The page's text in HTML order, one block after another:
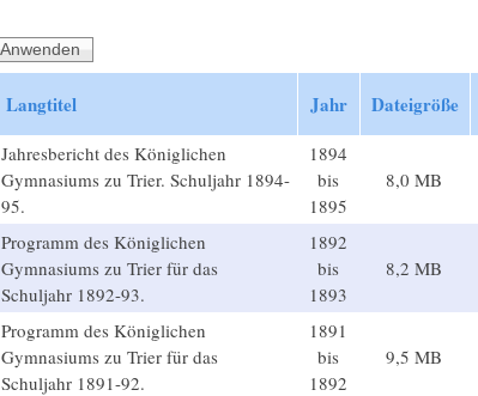
Langtitel Jahr Dateigröße
Jahresbericht des Königlichen
Gymnasiums zu Trier. Schuljahr 1894-
95.
1894
bis
1895
8,0 MB
Programm des Königlichen
Gymnasiums zu Trier für das
Schuljahr 1892-93.
1892
bis
1893
8,2 MB
Programm des Königlichen
Gymnasiums zu Trier für das
Schuljahr 1891-92.
1891
bis
1892
9,5 MB